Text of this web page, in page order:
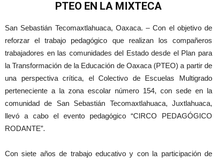
PTEO EN LA MIXTECA
San Sebastián Tecomaxtlahuaca, Oaxaca. – Con el objetivo de
reforzar el trabajo pedagógico que realizan los compañeros
trabajadores en las comunidades del Estado desde el Plan para
la Transformación de la Educación de Oaxaca (PTEO) a partir de
una perspectiva crítica, el Colectivo de Escuelas Multigrado
perteneciente a la zona escolar número 154, con sede en la
comunidad de San Sebastián Tecomaxtlahuaca, Juxtlahuaca,
llevó a cabo el evento pedagógico “CIRCO PEDAGÓGICO
RODANTE”.
Con siete años de trabajo educativo y con la participación de